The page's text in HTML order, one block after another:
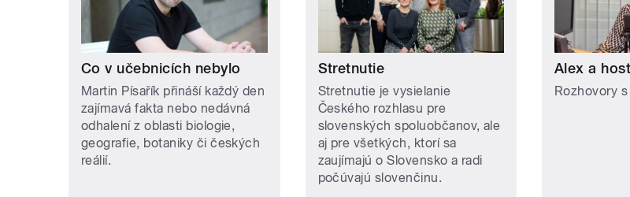
Co v učebnicích nebylo
Martin Písařík přináší každý den
zajímavá fakta nebo nedávná
odhalení z oblasti biologie,
geografie, botaniky či českých
reálií.
Stretnutie
Stretnutie je vysielanie
Českého rozhlasu pre
slovenských spoluobčanov, ale
aj pre všetkých, ktorí sa
zaujímajú o Slovensko a radi
počúvajú slovenčinu.
Alex a host
Rozhovory